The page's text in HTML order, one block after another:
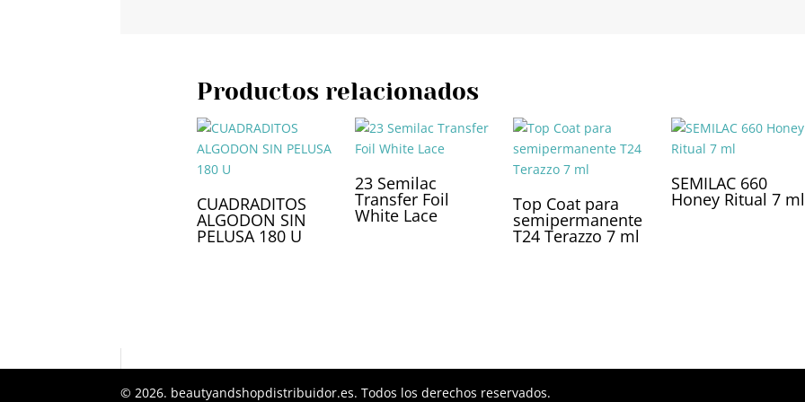
Productos relacionados
CUADRADITOS
ALGODON SIN
PELUSA 180 U
23 Semilac
Transfer Foil
White Lace
Top Coat para
semipermanente
T24 Terazzo 7 ml
SEMILAC 660
Honey Ritual 7 ml
© 2026. beautyandshopdistribuidor.es. Todos los derechos reservados.